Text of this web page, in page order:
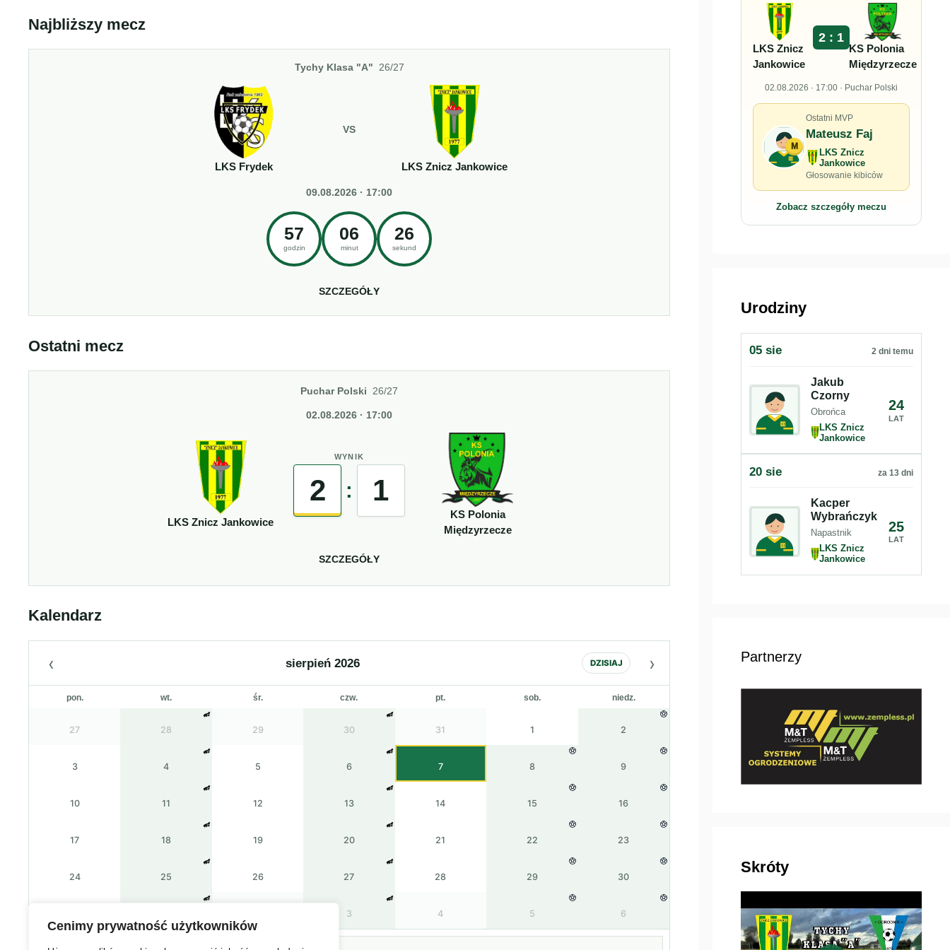
Cenimy prywatność użytkowników
Najbliższy mecz
Tychy Klasa "A" 26/27
LKS Frydek
VS
LKS Znicz Jankowice
09.08.2026 · 17:00
57
godzin
06
minut
26
sekund
SZCZEGÓŁY
Ostatni mecz
Puchar Polski 26/27
02.08.2026 · 17:00
LKS Znicz Jankowice
WYNIK
2 : 1
KS Polonia
Międzyrzecze
SZCZEGÓŁY
Kalendarz
‹ sierpień 2026 DZISIAJ ›
pon. wt. śr. czw. pt. sob. niedz.
27 28 29 30 31 1 2
3 4 5 6 7 8 9
10 11 12 13 14 15 16
17 18 19 20 21 22 23
24 25 26 27 28 29 30
3 4 5 6
LKS Znicz
Jankowice
2 : 1
KS Polonia
Międzyrzecze
02.08.2026 · 17:00 · Puchar Polski
M
Ostatni MVP
Mateusz Faj
LKS Znicz
Jankowice
Głosowanie kibiców
Zobacz szczegóły meczu
Urodziny
05 sie 2 dni temu
Jakub
Czorny
Obrońca
LKS Znicz
Jankowice
24
LAT
20 sie za 13 dni
Kacper
Wybrańczyk
Napastnik
LKS Znicz
Jankowice
25
LAT
Partnerzy
Skróty